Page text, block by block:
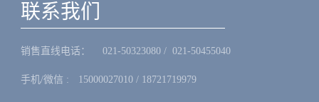
联系我们
销售直线电话：ㅤ 021-50323080 / 021-50455040
手机/微信 :ㅤ15000027010 / 18721719979